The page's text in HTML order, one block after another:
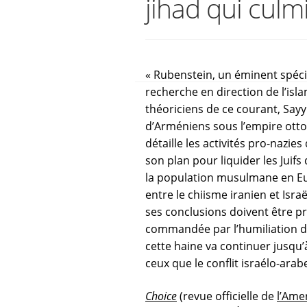
jihad qui
« Rubenstein, un éminent
recherche en direction de
théoriciens de ce courant,
d’Arméniens sous l’empire
détaille les activités pro-nazies
son plan pour liquider les Juifs
la population musulmane en
entre le chiisme iranien et
ses conclusions doivent être
commandée par l’humiliation
cette haine va continuer
ceux que le conflit israélo-
Choice(revue officielle de